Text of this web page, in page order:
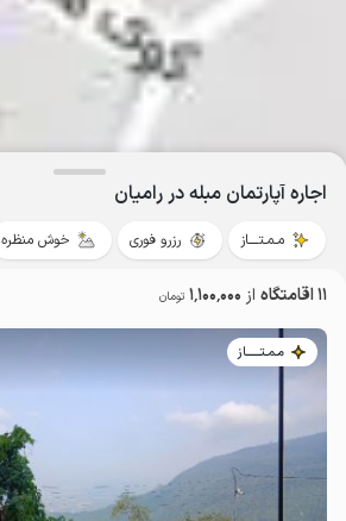
اجاره آپارتمان مبله در رامیان
مـمـتــــاز رزرو فوری خوش منظره
11 اقامتگاه از 1٬100٬000 تومان
مـمـتــــــاز